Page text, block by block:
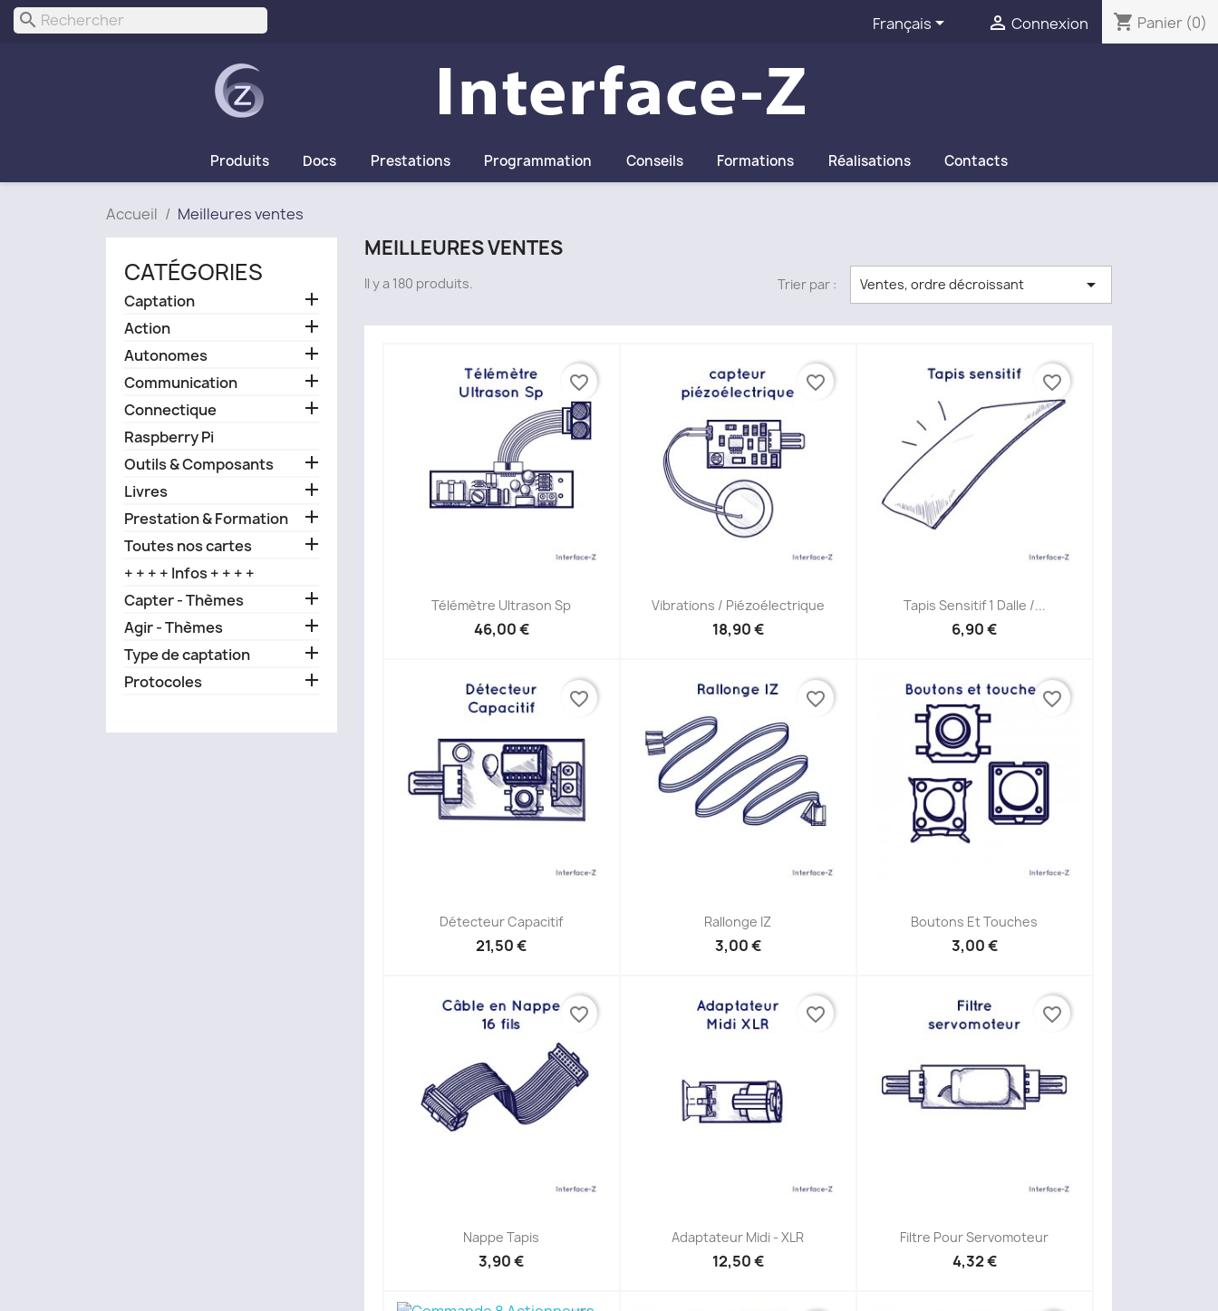
search Français  Connexion shopping_cart Panier (0)
Produits Docs Prestations Programmation Conseils Formations Réalisations Contacts
Accueil Meilleures ventes
CATÉGORIES
Captation 
Action 
Autonomes 
Communication 
Connectique 
Raspberry Pi
Outils & Composants

Livres 
Prestation & Formation 
Toutes nos cartes 
+ + + + Infos + + + +
Capter - Thèmes

Agir - Thèmes 
Type de captation 
Protocoles 
MEILLEURES VENTES
Il y a 180 produits. Trier par : Ventes, ordre décroissant 
Télémètre Ultrason Sp
46,00 €
favorite_border
Vibrations / Piézoélectrique
18,90 €
favorite_border
Tapis Sensitif 1 Dalle /...
6,90 €
favorite_border
Détecteur Capacitif
21,50 €
favorite_border
Rallonge IZ
3,00 €
favorite_border
Boutons Et Touches
3,00 €
favorite_border
Nappe Tapis
3,90 €
favorite_border
Adaptateur Midi - XLR
12,50 €
favorite_border
Filtre Pour Servomoteur
4,32 €
favorite_border